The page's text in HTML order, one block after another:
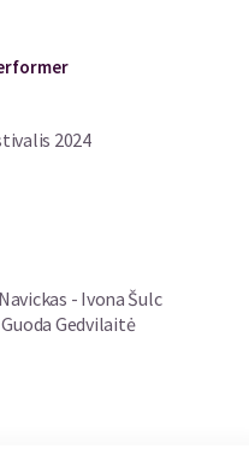
2024
- Ivona Šulc
Gedvilaitė